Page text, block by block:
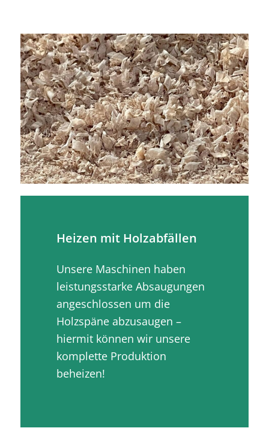
Heizen mit Holzabfällen
Unsere Maschinen haben
leistungsstarke Absaugungen
angeschlossen um die
Holzspäne abzusaugen –
hiermit können wir unsere
komplette Produktion
beheizen!